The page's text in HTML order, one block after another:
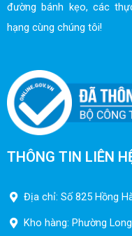
đường bánh kẹo, các
hạng cùng chúng tôi!
THÔNG TIN LIÊN
Địa chỉ: Số 825 Hồng
Kho hàng: Phường